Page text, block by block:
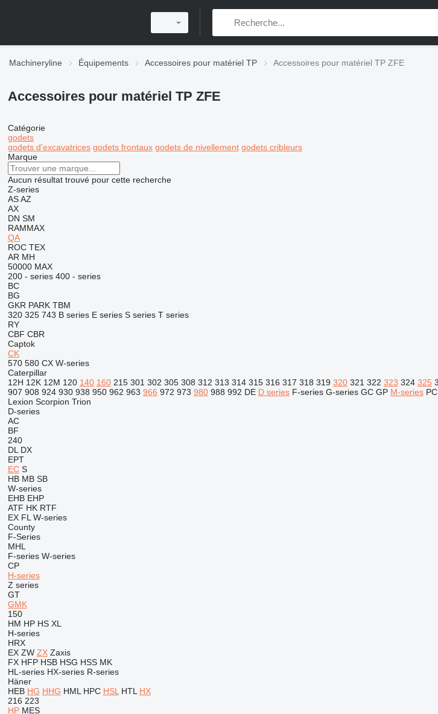
Machineryline Équipements Accessoires pour matériel TP Accessoires pour matériel TP ZFE
Accessoires pour matériel TP ZFE
Catégorie
godets
godets d'excavatrices godets frontaux godets de nivellement godets cribleurs
Marque
Aucun résultat trouvé pour cette recherche
Z-series
AS AZ
AX
DN SM
RAMMAX
QA
ROC TEX
AR MH
50000 MAX
200 - series 400 - series
BC
BG
GKR PARK TBM
320 325 743 B series E series S series T series
RY
CBF CBR
Captok
CK
570 580 CX W-series
Caterpillar
12H 12K 12M 120 140 160 215 301 302 305 308 312 313 314 315 316 317 318 319 320 321 322 323 324 325
907 908 924 930 938 950 962 963 966 972 973 980 988 992 DE D series F-series G-series GC GP M-series PC
Lexion Scorpion Trion
D-series
AC
BF
240
DL DX
EPT
EC S
HB MB SB
W-series
EHB EHP
ATF HK RTF
EX FL W-series
County
F-Series
MHL
F-series W-series
CP
H-series
Z series
GT
GMK
150
HM HP HS XL
H-series
HRX
EX ZW ZX Zaxis
FX HFP HSB HSG HSS MK
HL-series HX-series R-series
Häner
HEB HG HHG HML HPC HSL HTL HX
216 223
HP MES